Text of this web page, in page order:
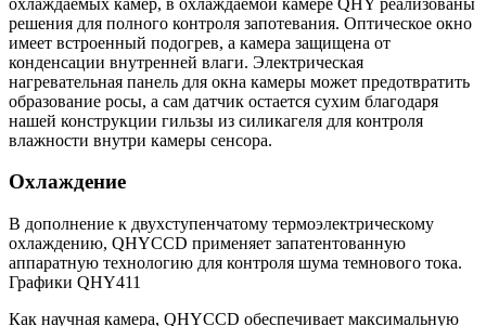
решения для полного контроля запотевания. Оптическое окно
имеет встроенный подогрев, а камера защищена от
конденсации внутренней влаги. Электрическая
нагревательная панель для окна камеры может предотвратить
образование росы, а сам датчик остается сухим благодаря
нашей конструкции гильзы из силикагеля для контроля
влажности внутри камеры сенсора.
Охлаждение
В дополнение к двухступенчатому термоэлектрическому
охлаждению, QHYCCD применяет запатентованную
аппаратную технологию для контроля шума темнового тока.
Графики QHY411
Как научная камера, QHYCCD обеспечивает максимальную